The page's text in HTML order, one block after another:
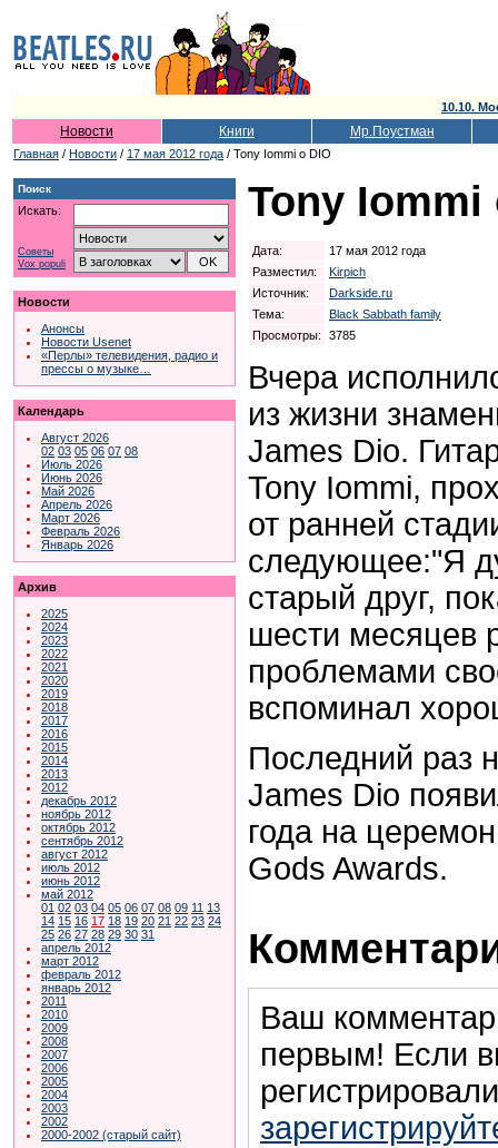
10.10.
Новости Книги Мр.Поустман
Главная / Новости / 17 мая 2012 года / Tony Iommi о DIO
Поиск
Искать:
Советы
Vox populi
Новости
Анонсы
Новости Usenet
«Перлы» телевидения, радио и
прессы о музыке…
Календарь
Август 2026
02 03 05 06 07 08
Июль 2026
Июнь 2026
Май 2026
Апрель 2026
Март 2026
Февраль 2026
Январь 2026
Архив
2025
2024
2023
2022
2021
2020
2019
2018
2017
2016
2015
2014
2013
2012
декабрь 2012
ноябрь 2012
октябрь 2012
сентябрь 2012
август 2012
июль 2012
июнь 2012
май 2012
01 02 03 04 05 06 07 08 09 11 13
14 15 16 17 18 19 20 21 22 23 24
25 26 27 28 29 30 31
апрель 2012
март 2012
февраль 2012
январь 2012
2011
2010
2009
2008
2007
2006
2005
2004
2003
2002
2000-2002 (старый сайт)
Tony Iommi
Дата:
17 мая 2012 года
Разместил:
Kirpich
Источник:
Darkside.ru
Тема:
Black Sabbath family
Просмотры:
3785
Вчера
из жизни
James Dio.
Tony Iommi,
от ранней
следующее:"Я
старый друг,
шести месяцев
проблемами
вспоминал
Последний раз
James Dio
года на
Gods Awards.
Ваш
первым! Если